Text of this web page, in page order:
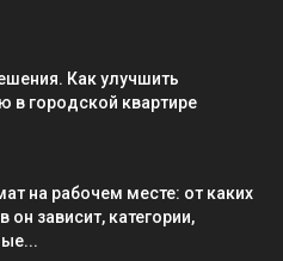
Как улучшить
в городской квартире
на рабочем месте: от каких
он зависит, категории,